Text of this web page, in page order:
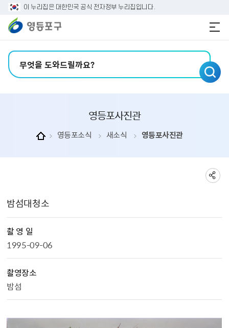
본문 바로가기
주메뉴 바로가기
이 누리집은 대한민국 공식 전자정부 누리집입니다.
영등포사진관
영등포소식 새소식 영등포사진관
밤섬대청소
촬 영 일
1995-09-06
촬영장소
밤섬